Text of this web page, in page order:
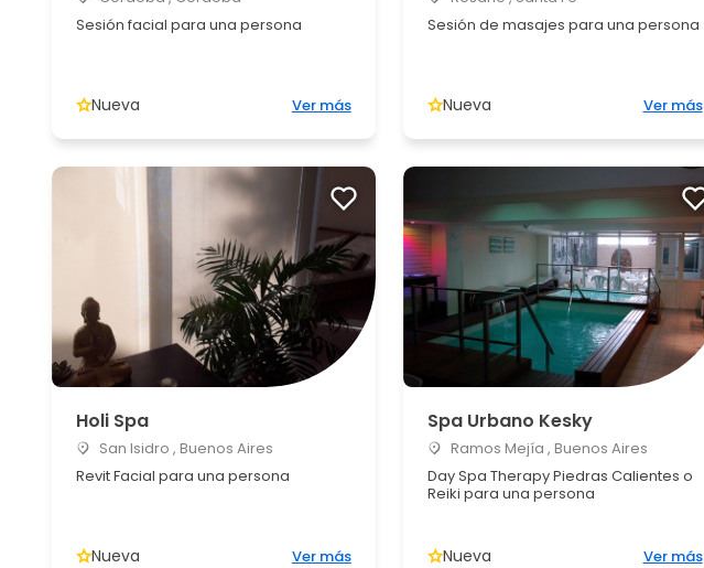
Sesión facial para una persona
Nueva Ver más
Sesión de masajes para una persona
Nueva Ver más
Holi Spa
San Isidro , Buenos Aires
Revit Facial para una persona
Nueva Ver más
Spa Urbano Kesky
Ramos Mejía , Buenos Aires
Day Spa Therapy Piedras Calientes o
Reiki para una persona
Nueva Ver más